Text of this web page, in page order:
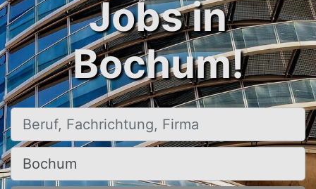
Jobs in
Bochum!
Beruf, Fachrichtung, Firma
Ort, Stadt